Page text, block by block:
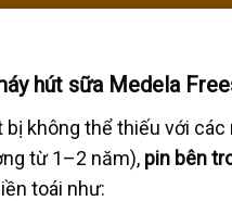
hút sữa Medela
không thể thiếu với
từ 1–2 năm), pin bên
toái như: